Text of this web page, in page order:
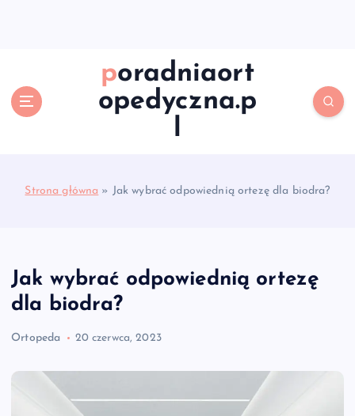
poradniaort
opedyczna.p
l
Strona główna » Jak wybrać odpowiednią ortezę dla biodra?
Jak wybrać odpowiednią ortezę
dla biodra?
Ortopeda 20 czerwca, 2023